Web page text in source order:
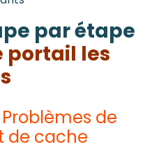
par étape
portail les
de
de cache